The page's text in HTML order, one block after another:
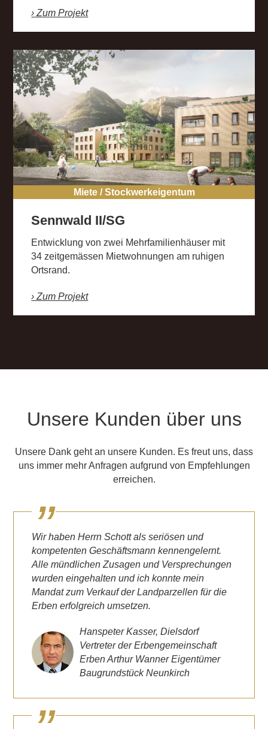
› Zum Projekt
Miete / Stockwerkeigentum
Sennwald II/SG
Entwicklung von zwei Mehrfamilienhäuser mit
34 zeitgemässen Mietwohnungen am ruhigen
Ortsrand.
› Zum Projekt
Unsere Kunden über uns
Unsere Dank geht an unsere Kunden. Es freut uns, dass
uns immer mehr Anfragen aufgrund von Empfehlungen
erreichen.
Wir haben Herrn Schott als seriösen und
kompetenten Geschäftsmann kennengelernt.
Alle mündlichen Zusagen und Versprechungen
wurden eingehalten und ich konnte mein
Mandat zum Verkauf der Landparzellen für die
Erben erfolgreich umsetzen.
Hanspeter Kasser, Dielsdorf
Vertreter der Erbengemeinschaft
Erben Arthur Wanner Eigentümer
Baugrundstück Neunkirch